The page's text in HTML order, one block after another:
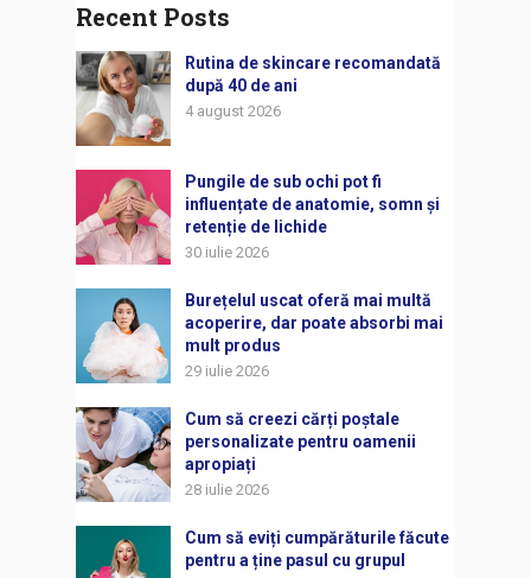
Recent Posts
Rutina de skincare recomandată
după 40 de ani
4 august 2026
Pungile de sub ochi pot fi
influențate de anatomie, somn și
retenție de lichide
30 iulie 2026
Burețelul uscat oferă mai multă
acoperire, dar poate absorbi mai
mult produs
29 iulie 2026
Cum să creezi cărți poștale
personalizate pentru oamenii
apropiați
28 iulie 2026
Cum să eviți cumpărăturile făcute
pentru a ține pasul cu grupul